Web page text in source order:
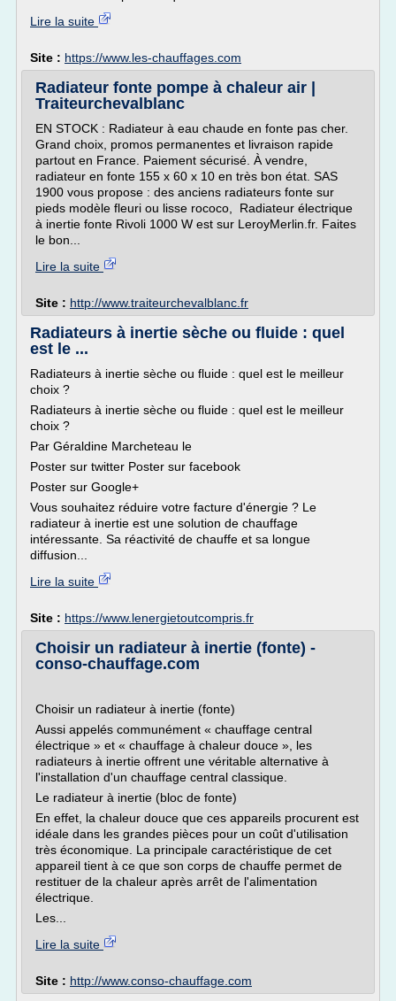
Lire la suite
Site : https://www.les-chauffages.com
Radiateur fonte pompe à chaleur air |
Traiteurchevalblanc
EN STOCK : Radiateur à eau chaude en fonte pas cher.
Grand choix, promos permanentes et livraison rapide
partout en France. Paiement sécurisé. À vendre,
radiateur en fonte 155 x 60 x 10 en très bon état. SAS
1900 vous propose : des anciens radiateurs fonte sur
pieds modèle fleuri ou lisse rococo, Radiateur électrique
à inertie fonte Rivoli 1000 W est sur LeroyMerlin.fr. Faites
le bon...
Lire la suite
Site : http://www.traiteurchevalblanc.fr
Radiateurs à inertie sèche ou fluide : quel
est le ...
Radiateurs à inertie sèche ou fluide : quel est le meilleur
choix ?
Radiateurs à inertie sèche ou fluide : quel est le meilleur
choix ?
Par Géraldine Marcheteau le
Poster sur twitter Poster sur facebook
Poster sur Google+
Vous souhaitez réduire votre facture d'énergie ? Le
radiateur à inertie est une solution de chauffage
intéressante. Sa réactivité de chauffe et sa longue
diffusion...
Lire la suite
Site : https://www.lenergietoutcompris.fr
Choisir un radiateur à inertie (fonte) -
conso-chauffage.com
Choisir un radiateur à inertie (fonte)
Aussi appelés communément « chauffage central
électrique » et « chauffage à chaleur douce », les
radiateurs à inertie offrent une véritable alternative à
l'installation d'un chauffage central classique.
Le radiateur à inertie (bloc de fonte)
En effet, la chaleur douce que ces appareils procurent est
idéale dans les grandes pièces pour un coût d'utilisation
très économique. La principale caractéristique de cet
appareil tient à ce que son corps de chauffe permet de
restituer de la chaleur après arrêt de l'alimentation
électrique.
Les...
Lire la suite
Site : http://www.conso-chauffage.com